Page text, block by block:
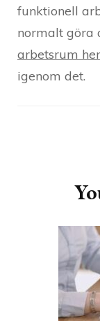
funktionell
normalt göra
arbetsrum
igenom det.